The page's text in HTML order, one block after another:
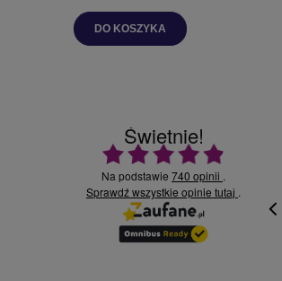
DO KOSZYKA
Świetnie!
Ocena średnia 4.9 na 5
Na podstawie 740 opinii .
Sprawdź wszystkie opinie tutaj .
30.07.2026
oki